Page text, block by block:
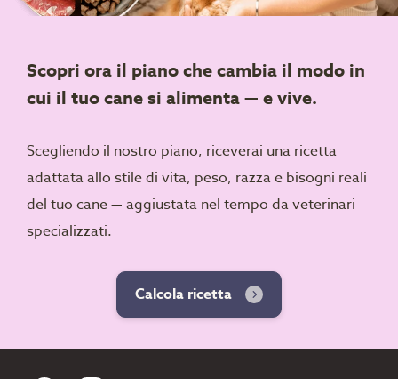
Scopri ora il piano che cambia il modo in
cui il tuo cane si alimenta — e vive.
Scegliendo il nostro piano, riceverai una ricetta
adattata allo stile di vita, peso, razza e bisogni reali
del tuo cane — aggiustata nel tempo da veterinari
specializzati.
Calcola ricetta